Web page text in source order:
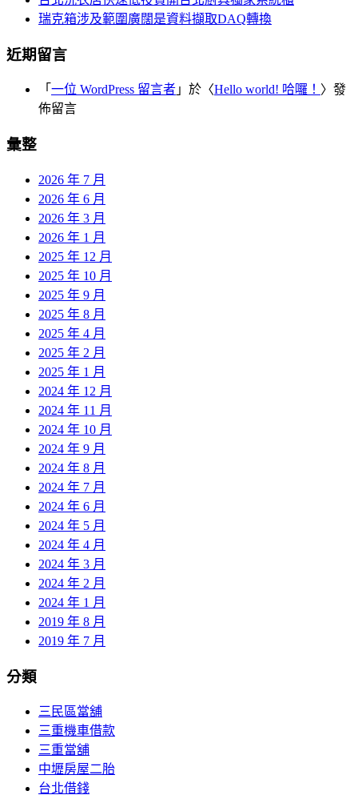
瑞克箱涉及範圍廣闊是資料擷取DAQ轉換
近期留言
「 一位 WordPress 留言者 」於〈Hello world! 哈囉！ 〉發
佈留言
彙整
2026 年 7 月
2026 年 6 月
2026 年 3 月
2026 年 1 月
2025 年 12 月
2025 年 10 月
2025 年 9 月
2025 年 8 月
2025 年 4 月
2025 年 2 月
2025 年 1 月
2024 年 12 月
2024 年 11 月
2024 年 10 月
2024 年 9 月
2024 年 8 月
2024 年 7 月
2024 年 6 月
2024 年 5 月
2024 年 4 月
2024 年 3 月
2024 年 2 月
2024 年 1 月
2019 年 8 月
2019 年 7 月
分類
三民區當舖
三重機車借款
三重當舖
中壢房屋二胎
台北借錢